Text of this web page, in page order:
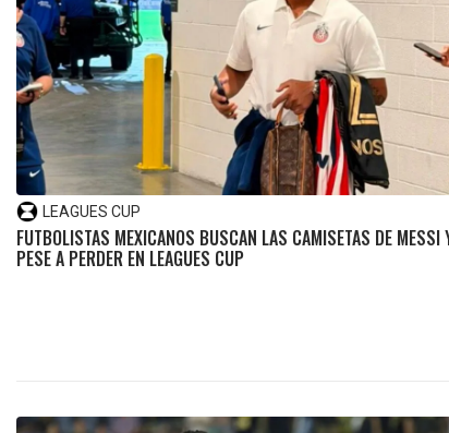
LEAGUES CUP
FUTBOLISTAS MEXICANOS BUSCAN LAS CAMISETAS DE MESSI
PESE A PERDER EN LEAGUES CUP